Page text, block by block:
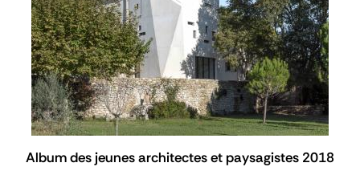
Album des jeunes architectes et paysagistes 2018